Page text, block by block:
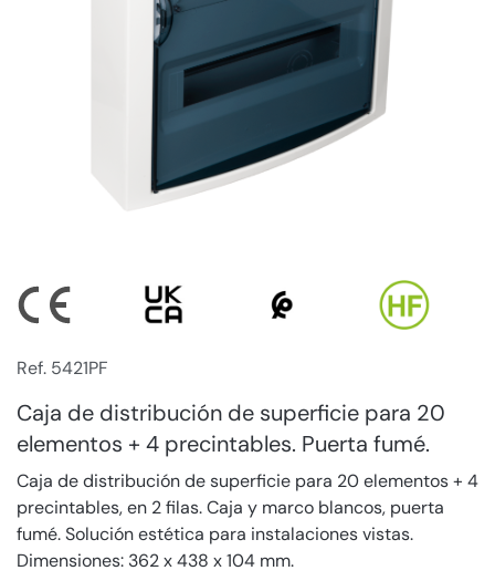
Ref. 5421PF
Caja de distribución de superficie para 20
elementos + 4 precintables. Puerta fumé.
Caja de distribución de superficie para 20 elementos + 4
precintables, en 2 filas. Caja y marco blancos, puerta
fumé. Solución estética para instalaciones vistas.
Dimensiones: 362 x 438 x 104 mm.